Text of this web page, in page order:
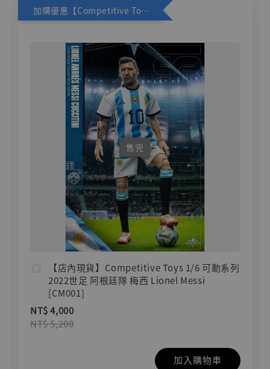
加購優惠【Competitive Toys 梅西 [CM001]】
售完
【店內現貨】Competitive Toys 1/6 可動系列
2022世足 阿根廷隊 梅西 Lionel Messi
[CM001]
NT$ 4,000
NT$ 5,200
加入購物車